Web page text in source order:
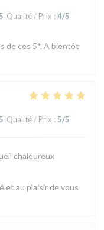
Qualité / Prix : 4/5
de ces 5*. A bientôt
Qualité / Prix : 5/5
chaleureux
et au plaisir de vous